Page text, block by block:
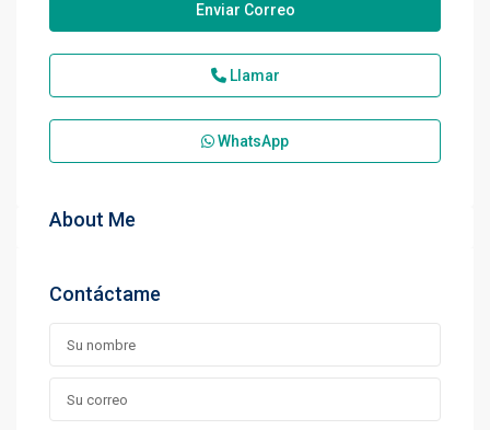
Enviar Correo
Llamar
WhatsApp
About Me
Contáctame